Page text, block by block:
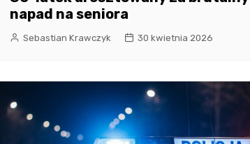
napad na seniora
Sebastian Krawczyk 30 kwietnia 2026